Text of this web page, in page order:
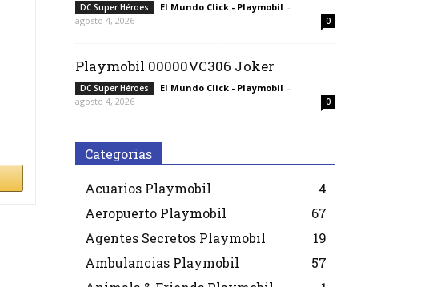
DC Super Héroes El Mundo Click - Playmobil -
agosto 4, 2026
0
Playmobil 00000VC306 Joker
DC Super Héroes El Mundo Click - Playmobil -
agosto 4, 2026
0
Categorias
Acuarios Playmobil
4
Aeropuerto Playmobil
67
Agentes Secretos Playmobil
19
Ambulancias Playmobil
57